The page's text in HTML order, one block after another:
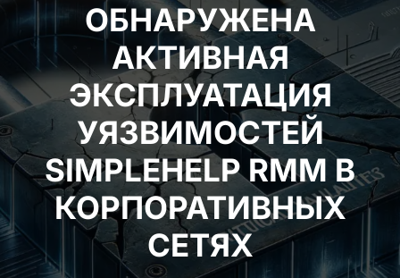
ОБНАРУЖЕНА
АКТИВНАЯ
ЭКСПЛУАТАЦИЯ
УЯЗВИМОСТЕЙ
SIMPLEHELP RMM В
КОРПОРАТИВНЫХ
СЕТЯХ